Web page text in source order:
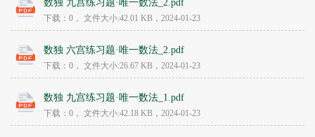
数独 九宫练习题·唯一数法_2.pdf
下载：0， 文件大小:42.01 KB ，2024-01-23
数独 六宫练习题·唯一数法_2.pdf
下载：0， 文件大小:26.67 KB ，2024-01-23
数独 九宫练习题·唯一数法_1.pdf
下载：0， 文件大小:42.18 KB ，2024-01-23